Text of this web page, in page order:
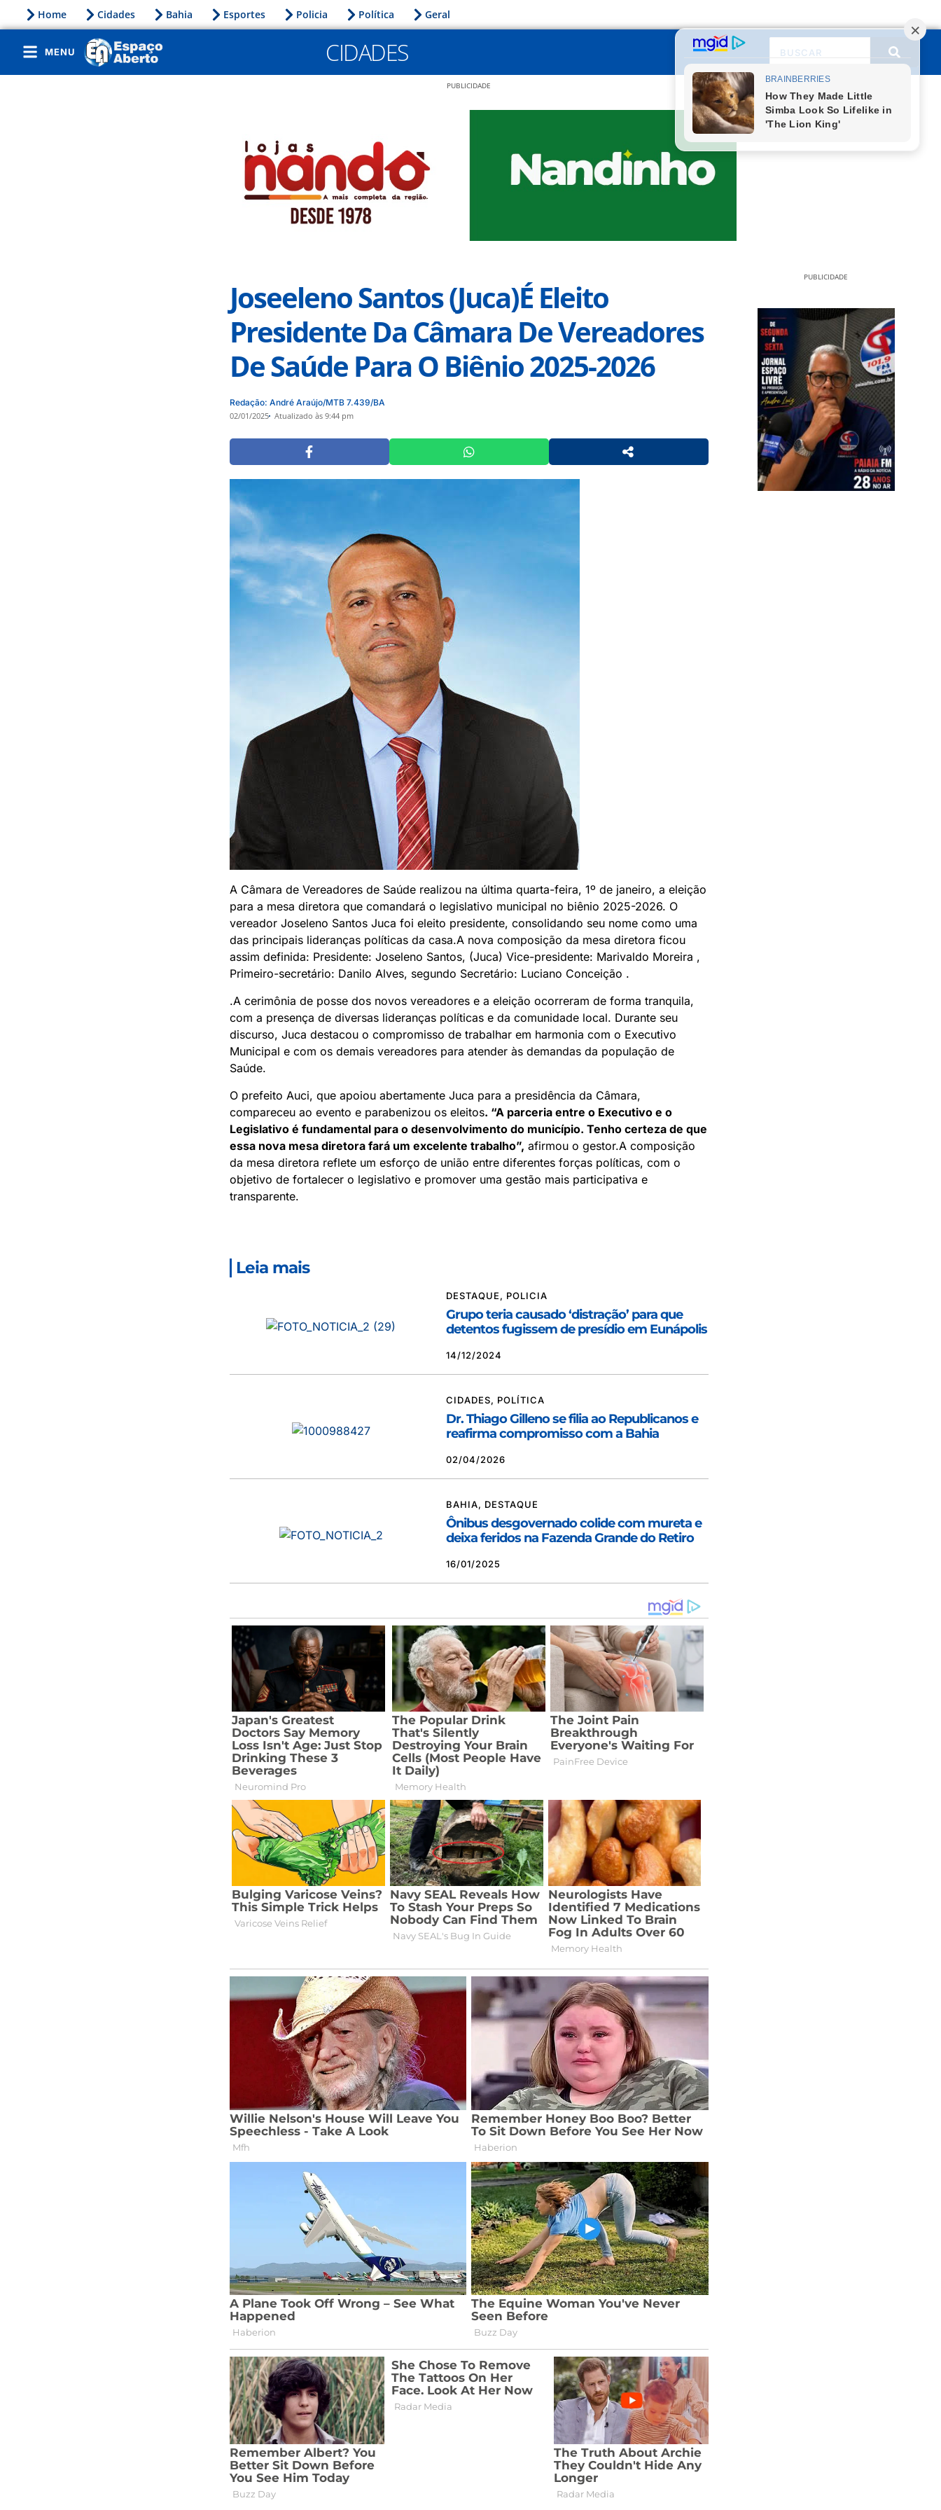
Home Cidades Bahia Esportes Policia Política Geral
MENU CIDADES
PUBLICIDADE
Joseeleno Santos (Juca)é Eleito
Presidente Da Câmara De Vereadores
De Saúde Para O Biênio 2025-2026
Redação: André Araújo/MTB 7.439/BA
02/01/2025 Atualizado às 9:44 pm
A Câmara de Vereadores de Saúde realizou na última quarta-feira, 1º de janeiro, a eleição
para a mesa diretora que comandará o legislativo municipal no biênio 2025-2026. O
vereador Joseleno Santos Juca foi eleito presidente, consolidando seu nome como uma
das principais lideranças políticas da casa.A nova composição da mesa diretora ficou
assim definida: Presidente: Joseleno Santos, (Juca) Vice-presidente: Marivaldo Moreira ,
Primeiro-secretário: Danilo Alves, segundo Secretário: Luciano Conceição .
.A cerimônia de posse dos novos vereadores e a eleição ocorreram de forma tranquila,
com a presença de diversas lideranças políticas e da comunidade local. Durante seu
discurso, Juca destacou o compromisso de trabalhar em harmonia com o Executivo
Municipal e com os demais vereadores para atender às demandas da população de
Saúde.
O prefeito Auci, que apoiou abertamente Juca para a presidência da Câmara,
compareceu ao evento e parabenizou os eleitos. “A parceria entre o Executivo e o
Legislativo é fundamental para o desenvolvimento do município. Tenho certeza de que
essa nova mesa diretora fará um excelente trabalho”, afirmou o gestor.A composição
da mesa diretora reflete um esforço de união entre diferentes forças políticas, com o
objetivo de fortalecer o legislativo e promover uma gestão mais participativa e
transparente.
Leia mais
DESTAQUE, POLICIA
Grupo teria causado ‘distração’ para que
detentos fugissem de presídio em Eunápolis
14/12/2024
CIDADES, POLÍTICA
Dr. Thiago Gilleno se filia ao Republicanos e
reafirma compromisso com a Bahia
02/04/2026
BAHIA, DESTAQUE
Ônibus desgovernado colide com mureta e
deixa feridos na Fazenda Grande do Retiro
16/01/2025
PUBLICIDADE